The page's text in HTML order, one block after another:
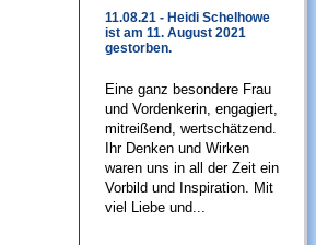
11.08.21 - Heidi Schelhowe
ist am 11. August 2021
gestorben.
Eine ganz besondere Frau
und Vordenkerin, engagiert,
mitreißend, wertschätzend.
Ihr Denken und Wirken
waren uns in all der Zeit ein
Vorbild und Inspiration. Mit
viel Liebe und...